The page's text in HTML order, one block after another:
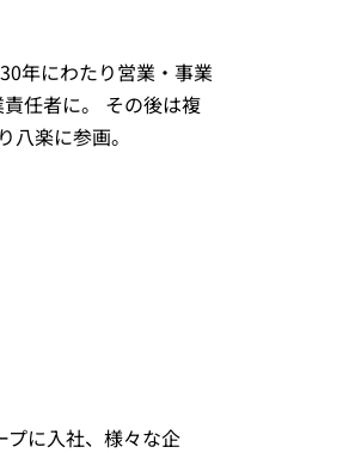
年にわたり営業・事業
任者に。 その後は複
楽に参画。
に入社、様々な企